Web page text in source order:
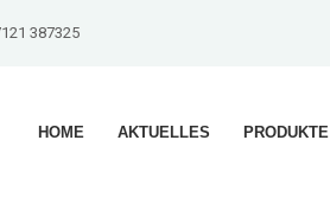
387325
HOME AKTUELLES PRODUKTE